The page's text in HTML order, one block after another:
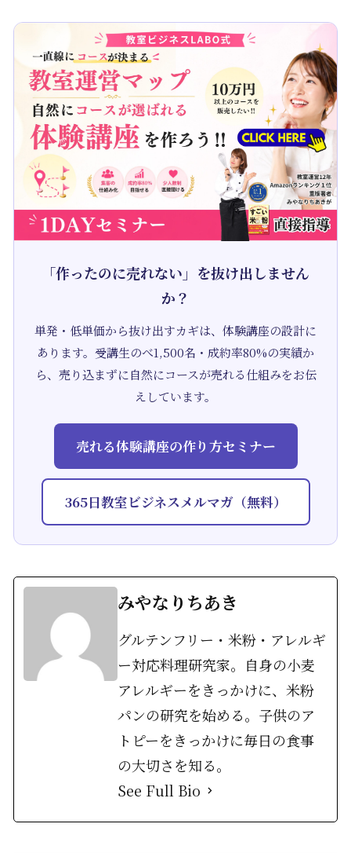
「作ったのに売れない」を抜け出しません
か？
単発・低単価から抜け出すカギは、体験講座の設計に
あります。受講生のべ1,500名・成約率80%の実績か
ら、売り込まずに自然にコースが売れる仕組みをお伝
えしています。
売れる体験講座の作り方セミナー
365日教室ビジネスメルマガ（無料）
みやなりちあき
グルテンフリー・米粉・アレルギ
ー対応料理研究家。自身の小麦
アレルギーをきっかけに、米粉
パンの研究を始める。子供のア
トピーをきっかけに毎日の食事
の大切さを知る。
See Full Bio